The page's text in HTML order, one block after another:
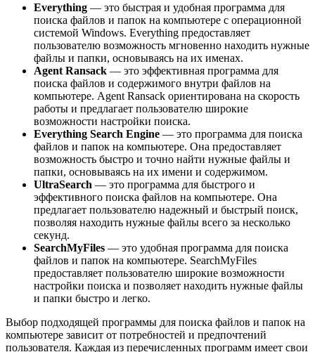
Everything — это быстрая и удобная программа для
поиска файлов и папок на компьютере с операционной
системой Windows. Everything предоставляет
пользователю возможность мгновенно находить нужные
файлы и папки, основываясь на их именах.
Agent Ransack — это эффективная программа для
поиска файлов и содержимого внутри файлов на
компьютере. Agent Ransack ориентирована на скорость
работы и предлагает пользователю широкие
возможности настройки поиска.
Everything Search Engine — это программа для поиска
файлов и папок на компьютере. Она предоставляет
возможность быстро и точно найти нужные файлы и
папки, основываясь на их имени и содержимом.
UltraSearch — это программа для быстрого и
эффективного поиска файлов на компьютере. Она
предлагает пользователю надежный и быстрый поиск,
позволяя находить нужные файлы всего за несколько
секунд.
SearchMyFiles — это удобная программа для поиска
файлов и папок на компьютере. SearchMyFiles
предоставляет пользователю широкие возможности
настройки поиска и позволяет находить нужные файлы
и папки быстро и легко.
Выбор подходящей программы для поиска файлов и папок на
компьютере зависит от потребностей и предпочтений
пользователя. Каждая из перечисленных программ имеет свои